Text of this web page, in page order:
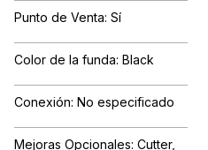
Punto de Venta: Sí
Color de la funda: Black
Conexión: No especificado
Mejoras Opcionales: Cutter,